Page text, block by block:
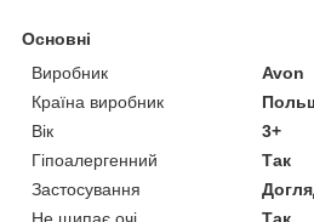
Основні
Виробник
Avon
Країна виробник
Вік
3+
Гіпоалергенний
Так
Застосування
Не щипає очі
Так